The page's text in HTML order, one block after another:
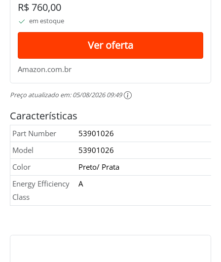
R$ 760,00
em estoque
Ver oferta
Amazon.com.br
Preço atualizado em:05/08/2026 09:49
Características
Part Number
53901026
Model
53901026
Color
Preto/ Prata
Energy Efficiency
Class
A